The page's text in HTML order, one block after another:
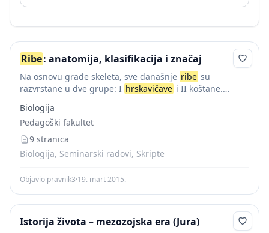
Ribe: anatomija, klasifikacija i značaj
Na osnovu građe skeleta, sve današnje ribe su
razvrstane u dve grupe: I hrskavičave i II koštane.
je hrskavičav, a telo je...
Biologija
Pedagoški fakultet
9 stranica
Biologija, Seminarski radovi, Skripte
Objavio pravnik3·19. mart 2015.
Istorija života – mezozojska era (Jura)